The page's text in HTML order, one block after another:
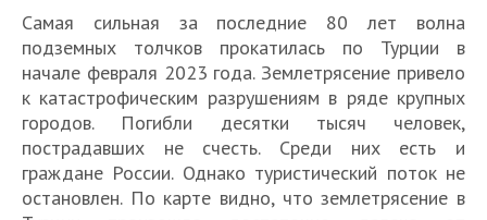
Самая сильная за последние 80 лет волна
подземных толчков прокатилась по Турции в
начале февраля 2023 года. Землетрясение привело
к катастрофическим разрушениям в ряде крупных
городов. Погибли десятки тысяч человек,
пострадавших не счесть. Среди них есть и
граждане России. Однако туристический поток не
остановлен. По карте видно, что землетрясение в